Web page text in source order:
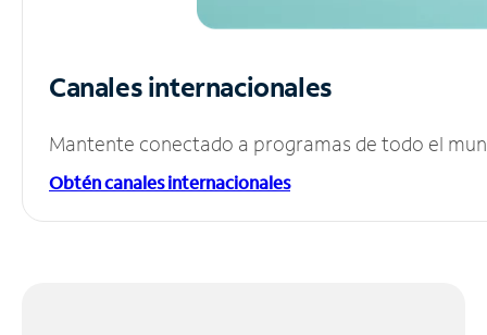
Canales internacionales
Mantente conectado a programas de todo el
Obtén canales internacionales